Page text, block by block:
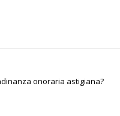
onoraria astigiana?